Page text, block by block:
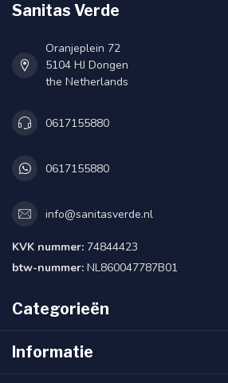
Sanitas Verde
Oranjeplein 72
5104 HJ Dongen
the Netherlands
0617155880
0617155880
info@sanitasverde.nl
KVK nummer: 74844423
btw-nummer: NL860047787B01
Categorieën
Informatie